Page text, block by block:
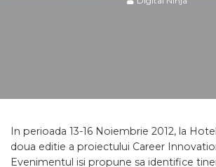
In perioada 13-16 Noiembrie 2012, la
doua editie a proiectului Career
Evenimentul isi propune sa identifice